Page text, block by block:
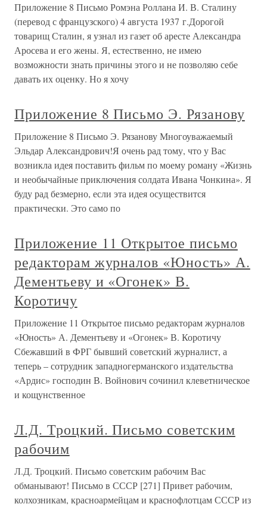
Приложение 8 Письмо Ромэна Роллана И. В. Сталину
(перевод с французского) 4 августа 1937 г.Дорогой
товарищ Сталин, я узнал из газет об аресте Александра
Аросева и его жены. Я, естественно, не имею
возможности знать причины этого и не позволяю себе
давать их оценку. Но я хочу
Приложение 8 Письмо Э. Рязанову
Приложение 8 Письмо Э. Рязанову Многоуважаемый
Эльдар Александрович!Я очень рад тому, что у Вас
возникла идея поставить фильм по моему роману «Жизнь
и необычайные приключения солдата Ивана Чонкина». Я
буду рад безмерно, если эта идея осуществится
практически. Это само по
Приложение 11 Открытое письмо
редакторам журналов «Юность» А.
Дементьеву и «Огонек» В.
Коротичу
Приложение 11 Открытое письмо редакторам журналов
«Юность» А. Дементьеву и «Огонек» В. Коротичу
Сбежавший в ФРГ бывший советский журналист, а
теперь – сотрудник западногерманского издательства
«Ардис» господин В. Войнович сочинил клеветническое
и кощунственное
Л.Д. Троцкий. Письмо советским
рабочим
Л.Д. Троцкий. Письмо советским рабочим Вас
обманывают! Письмо в СССР [271] Привет рабочим,
колхозникам, красноармейцам и краснофлотцам СССР из